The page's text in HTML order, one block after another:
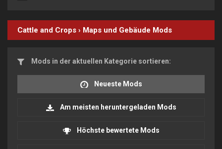
Cattle and Crops › Maps und Gebäude Mods
Mods in der aktuellen Kategorie sortieren:
Neueste Mods
Am meisten heruntergeladen Mods
Höchste bewertete Mods